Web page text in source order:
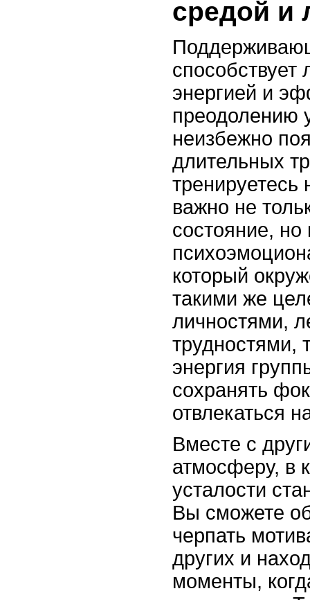
средой и
энергией и
преодолению
неизбежно
длительных
тренируетесь
важно не
состояние, но
который
такими же
личностями,
трудностями,
энергия
сохранять
отвлекаться
Вместе с
атмосферу, в
усталости
Вы сможете
черпать
других и
моменты,